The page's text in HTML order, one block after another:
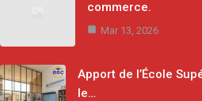
commerce.
Mar 13, 2026
Apport de l’École
le…